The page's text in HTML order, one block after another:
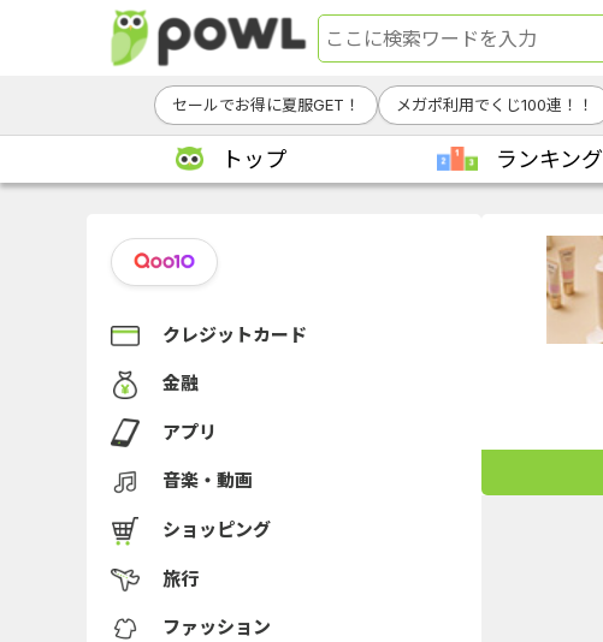
セールでお得に夏服GET！ メガポ利用でくじ100連！！
トップ ランキング
クレジットカード
金融
アプリ
音楽・動画
ショッピング
旅行
ファッション